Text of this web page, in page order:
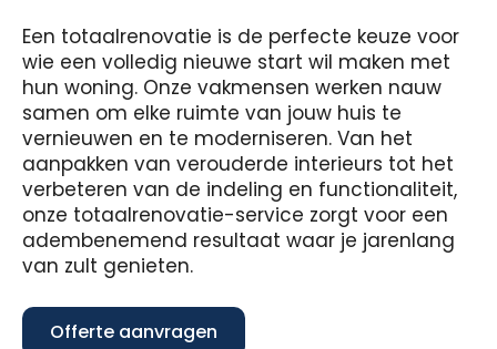
Een totaalrenovatie is de perfecte keuze voor
wie een volledig nieuwe start wil maken met
hun woning. Onze vakmensen werken nauw
samen om elke ruimte van jouw huis te
vernieuwen en te moderniseren. Van het
aanpakken van verouderde interieurs tot het
verbeteren van de indeling en functionaliteit,
onze totaalrenovatie-service zorgt voor een
adembenemend resultaat waar je jarenlang
van zult genieten.
Offerte aanvragen